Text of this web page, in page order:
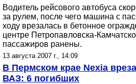
Водитель рейсового автобуса
за рулем, после чего машина с
ходу врезалась в бетонное
центре Петропавловска-
пассажиров ранены.
13 августа 2007 г., 14:09
В Пермском крае Nexia
ВАЗ: 6 погибших